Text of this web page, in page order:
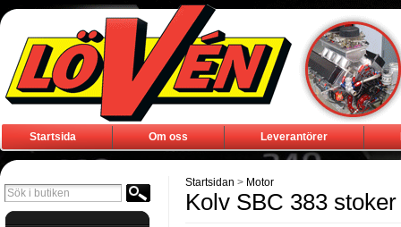
Startsida Om oss Leverantörer
Startsidan > Motor
Kolv SBC 383